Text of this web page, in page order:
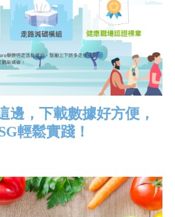
邊，下載數據好方便，
輕鬆實踐！